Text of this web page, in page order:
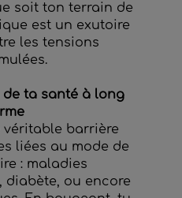
soit ton terrain de
est un exutoire
les tensions
de ta santé à long
véritable barrière
liées au mode de
: maladies
diabète, ou encore